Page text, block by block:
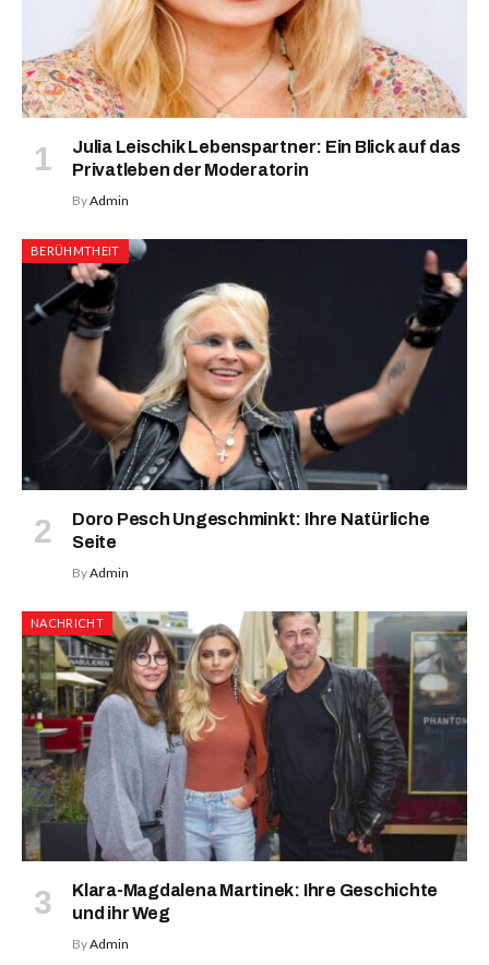
Julia Leischik Lebenspartner: Ein Blick auf das
Privatleben der Moderatorin
ByAdmin
BERÜHMTHEIT
Doro Pesch Ungeschminkt: Ihre Natürliche
Seite
ByAdmin
NACHRICHT
Klara-Magdalena Martinek: Ihre Geschichte
und ihr Weg
ByAdmin